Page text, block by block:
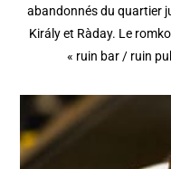
abandonnés du quartier
Király et Ràday. Le
« ruin bar / ruin